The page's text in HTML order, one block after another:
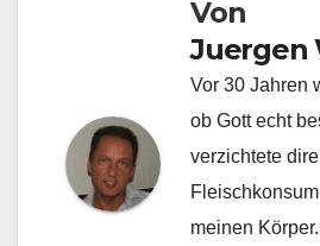
Von
Juergen
Vor 30 Jahren
ob Gott echt
verzichtete
meinen